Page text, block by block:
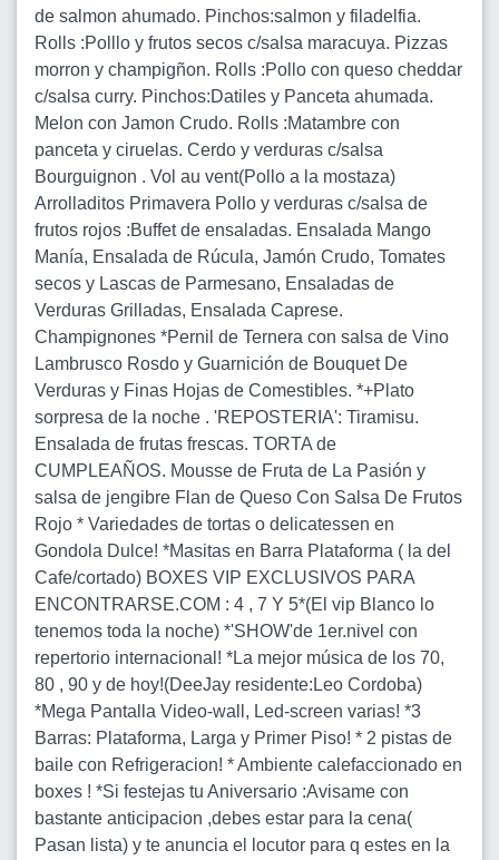
de salmon ahumado. Pinchos:salmon y filadelfia.
Rolls :Polllo y frutos secos c/salsa maracuya. Pizzas
morron y champigñon. Rolls :Pollo con queso cheddar
c/salsa curry. Pinchos:Datiles y Panceta ahumada.
Melon con Jamon Crudo. Rolls :Matambre con
panceta y ciruelas. Cerdo y verduras c/salsa
Bourguignon . Vol au vent(Pollo a la mostaza)
Arrolladitos Primavera Pollo y verduras c/salsa de
frutos rojos :Buffet de ensaladas. Ensalada Mango
Manía, Ensalada de Rúcula, Jamón Crudo, Tomates
secos y Lascas de Parmesano, Ensaladas de
Verduras Grilladas, Ensalada Caprese.
Champignones *Pernil de Ternera con salsa de Vino
Lambrusco Rosdo y Guarnición de Bouquet De
Verduras y Finas Hojas de Comestibles. *+Plato
sorpresa de la noche . 'REPOSTERIA': Tiramisu.
Ensalada de frutas frescas. TORTA de
CUMPLEAÑOS. Mousse de Fruta de La Pasión y
salsa de jengibre Flan de Queso Con Salsa De Frutos
Rojo * Variedades de tortas o delicatessen en
Gondola Dulce! *Masitas en Barra Plataforma ( la del
Cafe/cortado) BOXES VIP EXCLUSIVOS PARA
ENCONTRARSE.COM : 4 , 7 Y 5*(El vip Blanco lo
tenemos toda la noche) *'SHOW'de 1er.nivel con
repertorio internacional! *La mejor música de los 70,
80 , 90 y de hoy!(DeeJay residente:Leo Cordoba)
*Mega Pantalla Video-wall, Led-screen varias! *3
Barras: Plataforma, Larga y Primer Piso! * 2 pistas de
baile con Refrigeracion! * Ambiente calefaccionado en
boxes ! *Si festejas tu Aniversario :Avisame con
bastante anticipacion ,debes estar para la cena(
Pasan lista) y te anuncia el locutor para q estes en la